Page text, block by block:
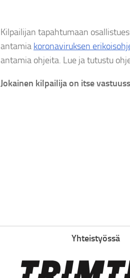
Kilpailijan tapahtumaan
antamia koronaviruksen
antamia ohjeita. Lue ja tutustu
Jokainen kilpailija on itse
Yhteistyössä